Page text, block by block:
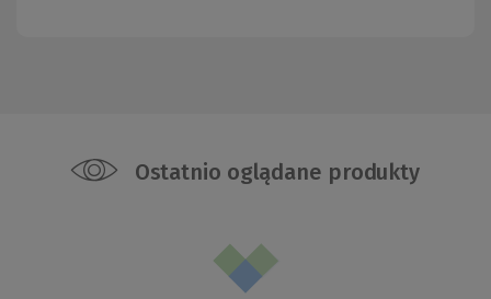
Ostatnio oglądane produkty